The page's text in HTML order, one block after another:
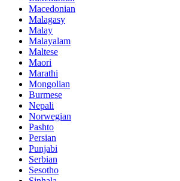
Macedonian
Malagasy
Malay
Malayalam
Maltese
Maori
Marathi
Mongolian
Burmese
Nepali
Norwegian
Pashto
Persian
Punjabi
Serbian
Sesotho